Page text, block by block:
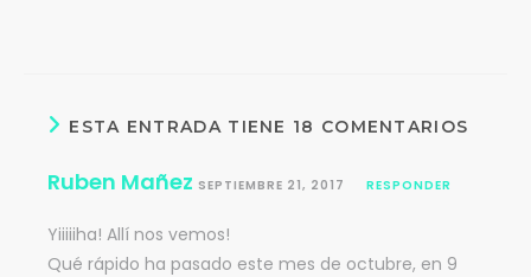
ESTA ENTRADA TIENE 18 COMENTARIOS
Ruben Mañez SEPTIEMBRE 21, 2017 RESPONDER
Yiiiiiha! Allí nos vemos!
Qué rápido ha pasado este mes de octubre, en 9